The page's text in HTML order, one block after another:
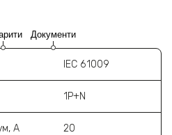
Документи
IEC 61009
1P+N
A 20